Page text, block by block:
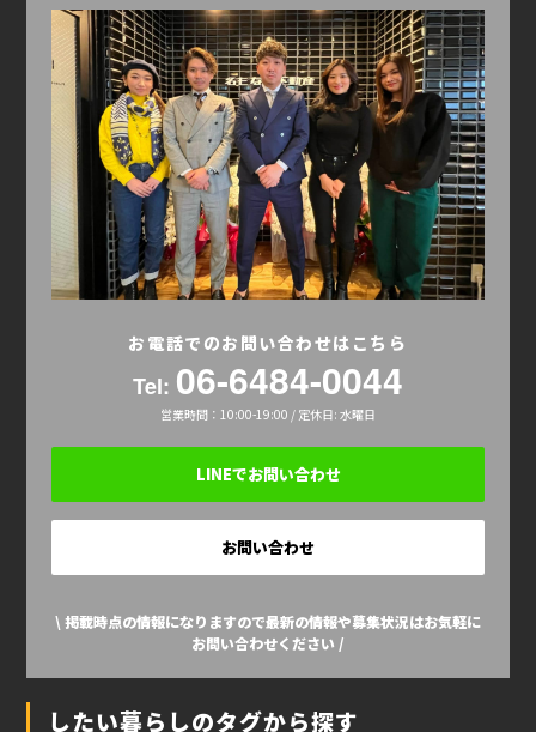
お電話でのお問い合わせはこちら
Tel: 06-6484-0044
営業時間：10:00-19:00 / 定休日: 水曜日
LINEでお問い合わせ
お問い合わせ
\ 掲載時点の情報になりますので最新の情報や募集状況はお気軽に
お問い合わせください /
したい暮らしのタグから探す